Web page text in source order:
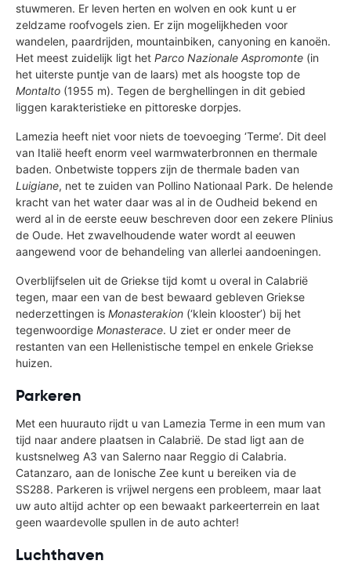
stuwmeren. Er leven herten en wolven en ook kunt u er
zeldzame roofvogels zien. Er zijn mogelijkheden voor
wandelen, paardrijden, mountainbiken, canyoning en kanoën.
Het meest zuidelijk ligt het Parco Nazionale Aspromonte (in
het uiterste puntje van de laars) met als hoogste top de
Montalto (1955 m). Tegen de berghellingen in dit gebied
liggen karakteristieke en pittoreske dorpjes.
Lamezia heeft niet voor niets de toevoeging ‘Terme’. Dit deel
van Italië heeft enorm veel warmwaterbronnen en thermale
baden. Onbetwiste toppers zijn de thermale baden van
Luigiane, net te zuiden van Pollino Nationaal Park. De helende
kracht van het water daar was al in de Oudheid bekend en
werd al in de eerste eeuw beschreven door een zekere Plinius
de Oude. Het zwavelhoudende water wordt al eeuwen
aangewend voor de behandeling van allerlei aandoeningen.
Overblijfselen uit de Griekse tijd komt u overal in Calabrië
tegen, maar een van de best bewaard gebleven Griekse
nederzettingen is Monasterakion (‘klein klooster’) bij het
tegenwoordige Monasterace. U ziet er onder meer de
restanten van een Hellenistische tempel en enkele Griekse
huizen.
Parkeren
Met een huurauto rijdt u van Lamezia Terme in een mum van
tijd naar andere plaatsen in Calabrië. De stad ligt aan de
kustsnelweg A3 van Salerno naar Reggio di Calabria.
Catanzaro, aan de Ionische Zee kunt u bereiken via de
SS288. Parkeren is vrijwel nergens een probleem, maar laat
uw auto altijd achter op een bewaakt parkeerterrein en laat
geen waardevolle spullen in de auto achter!
Luchthaven